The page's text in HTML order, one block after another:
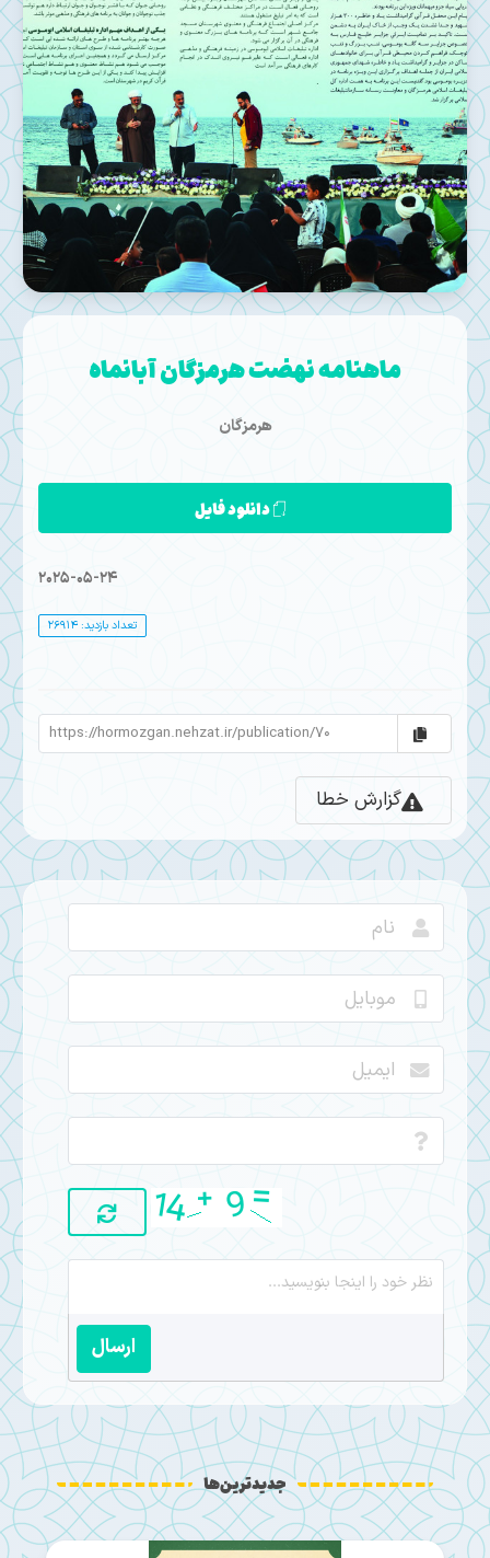
ماهنامه نهضت هرمزگان آبانماه
هرمزگان
دانلود فایل
2025-05-24
تعداد بازدید: 26914
گزارش خطا
ارسال
جدیدترین‌ها